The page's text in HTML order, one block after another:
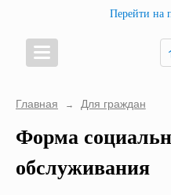
Перейти на
Главная → Для граждан
Форма
обслуживания